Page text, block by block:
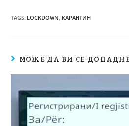
TAGS: LOCKDOWN КАРАНТИН
МОЖЕ ДА ВИ СЕ ДОПАДНЕ